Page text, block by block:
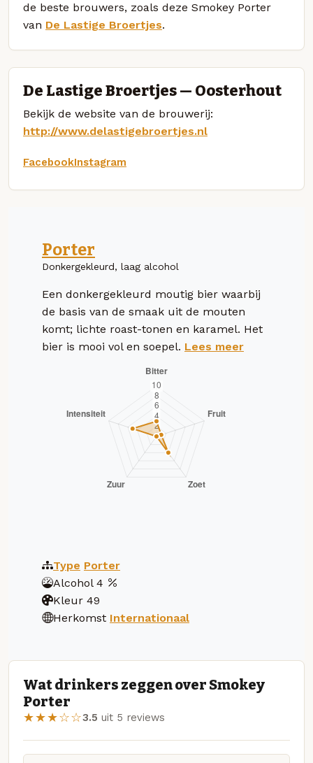
de beste brouwers, zoals deze Smokey Porter
van De Lastige Broertjes.
De Lastige Broertjes — Oosterhout
Bekijk de website van de brouwerij:
http://www.delastigebroertjes.nl
FacebookInstagram
Porter
Donkergekleurd, laag alcohol
Een donkergekleurd moutig bier waarbij
de basis van de smaak uit de mouten
komt; lichte roast-tonen en karamel. Het
bier is mooi vol en soepel. Lees meer
Type Porter
Alcohol 4
Kleur 49
Herkomst Internationaal
Wat drinkers zeggen over Smokey
Porter
★★★☆☆3.5 uit 5 reviews